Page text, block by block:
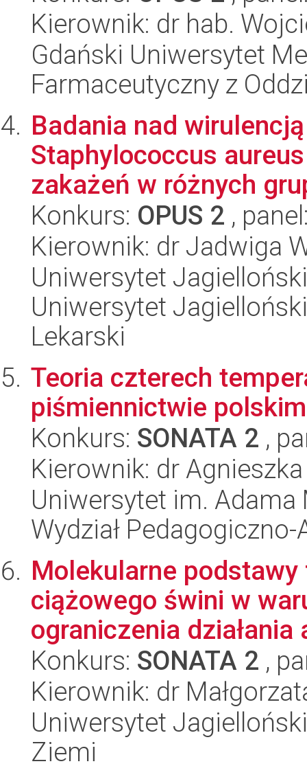
Kierownik: dr hab.
Gdański Uniwersytet
Farmaceutyczny z
Badania nad
Staphylococcus
zakażeń w różnych
Konkurs: OPUS 2 ,
Kierownik: dr Jadwiga
Uniwersytet
Uniwersytet
Lekarski
Teoria czterech
piśmiennictwie polskim
Konkurs: SONATA 2 ,
Kierownik: dr
Uniwersytet im.
Wydział
Molekularne podstawy
ciążowego świni w
ograniczenia działania
Konkurs: SONATA 2 ,
Kierownik: dr
Uniwersytet
Ziemi